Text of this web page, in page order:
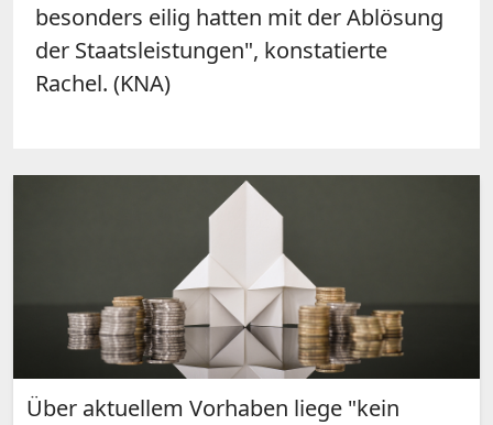
besonders eilig hatten mit der Ablösung
der Staatsleistungen", konstatierte
Rachel. (KNA)
Über aktuellem Vorhaben liege "kein